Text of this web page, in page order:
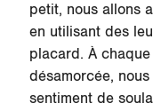
petit, nous allons
en utilisant des
placard. À
désamorcée,
sentiment de